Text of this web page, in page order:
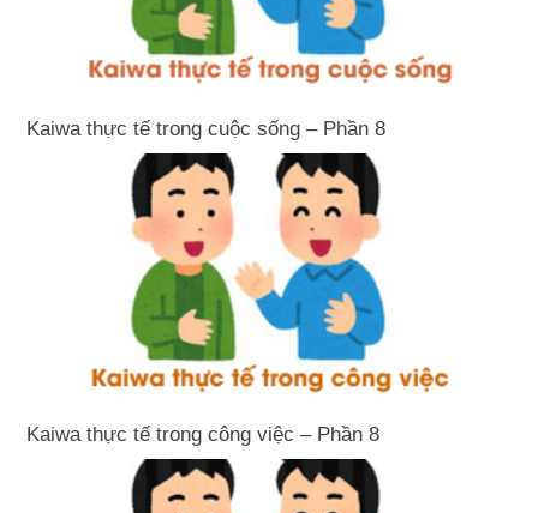
Kaiwa thực tế trong cuộc sống – Phần 8
Kaiwa thực tế trong công việc – Phần 8